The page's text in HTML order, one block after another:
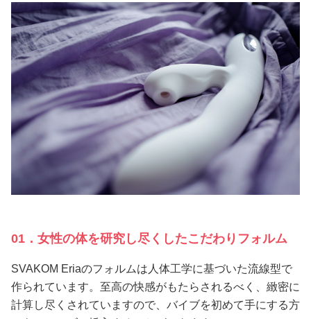
01．女性の体を研究し尽くしたこだわりフォルム
SVAKOM Eriaのフォルムは人体工学に基づいた流線型で
作られています。至高の快感がもたらされるべく、緻密に
計算し尽くされていますので、バイブを初めて手にする方